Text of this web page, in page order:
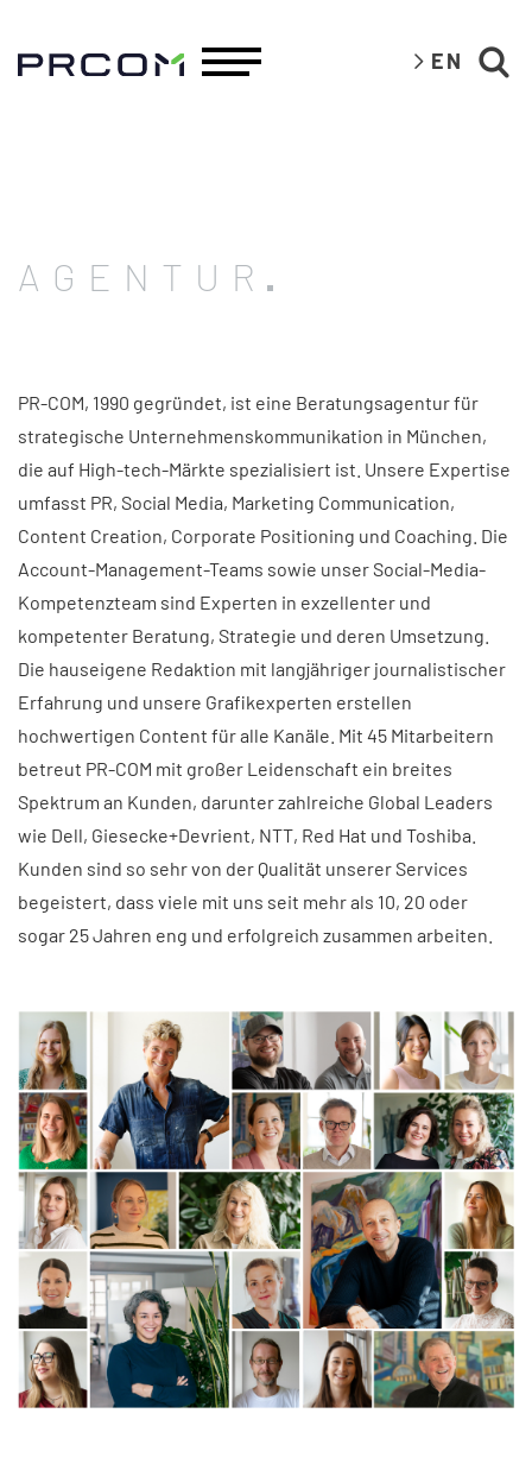
EN
AGENTUR
PR-COM, 1990 gegründet, ist eine Beratungsagentur für
strategische Unternehmenskommunikation in München,
die auf High-tech-Märkte spezialisiert ist. Unsere Expertise
umfasst PR, Social Media, Marketing Communication,
Content Creation, Corporate Positioning und Coaching. Die
Account-Management-Teams sowie unser Social-Media-
Kompetenzteam sind Experten in exzellenter und
kompetenter Beratung, Strategie und deren Umsetzung.
Die hauseigene Redaktion mit langjähriger journalistischer
Erfahrung und unsere Grafikexperten erstellen
hochwertigen Content für alle Kanäle. Mit 45 Mitarbeitern
betreut PR-COM mit großer Leidenschaft ein breites
Spektrum an Kunden, darunter zahlreiche Global Leaders
wie Dell, Giesecke+Devrient, NTT, Red Hat und Toshiba.
Kunden sind so sehr von der Qualität unserer Services
begeistert, dass viele mit uns seit mehr als 10, 20 oder
sogar 25 Jahren eng und erfolgreich zusammen arbeiten.